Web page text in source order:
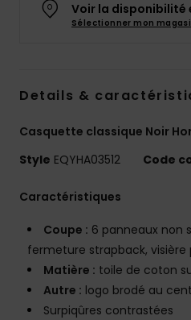
Voir la disponibilité
Sélectionner mon
Details &
Casquette classique Noir
Style EQYHA03512 Code
Caractéristiques
Coupe : 6 panneaux non
fermeture strapback, visière
Matière : toile de coton
Autre : logo brodé au
Surpiqûres contrastées